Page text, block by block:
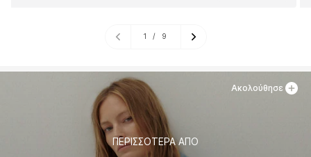
1 / 9
ΠΕΡΙΣΣΌΤΕΡΑ ΑΠΌ
Ακολούθησε